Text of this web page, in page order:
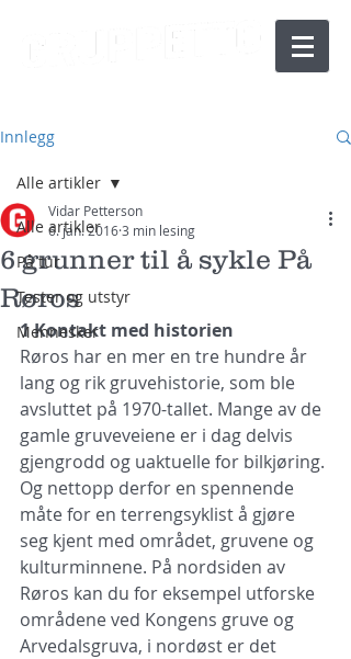
Innlegg
Alle artikler
På tur
Tester og utstyr
Mennesker
Alle artikler
6 grunner til å sykle På
Røros
Vidar Petterson
6. jan. 20163 min lesing
1 Kontakt med historien
Røros har en mer en tre hundre år
lang og rik gruvehistorie, som ble
avsluttet på 1970-tallet. Mange av de
gamle gruveveiene er i dag delvis
gjengrodd og uaktuelle for bilkjøring.
Og nettopp derfor en spennende
måte for en terrengsyklist å gjøre
seg kjent med området, gruvene og
kulturminnene. På nordsiden av
Røros kan du for eksempel utforske
områdene ved Kongens gruve og
Arvedalsgruva, i nordøst er det